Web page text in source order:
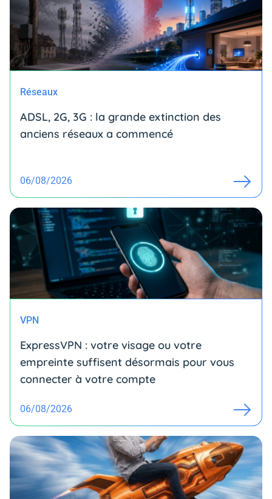
Réseaux
ADSL, 2G, 3G : la grande extinction des
anciens réseaux a commencé
06/08/2026
VPN
ExpressVPN : votre visage ou votre
empreinte suffisent désormais pour vous
connecter à votre compte
06/08/2026